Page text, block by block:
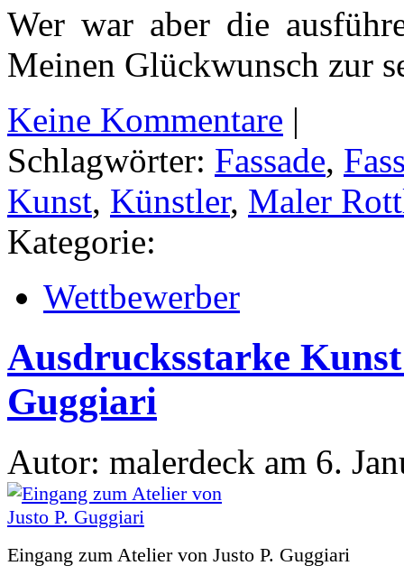
Wer war aber die
Meinen Glückwunsch zur
Keine Kommentare |
Schlagwörter: Fassade,
Kunst, Künstler, Maler
Kategorie:
Wettbewerber
Ausdrucksstarke
Guggiari
Autor: malerdeck am 6.
Eingang zum Atelier von Justo P. Guggiari